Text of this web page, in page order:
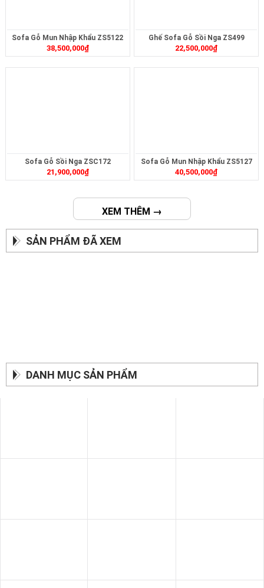
Sofa Gỗ Mun Nhập Khẩu ZS5122
38,500,000₫
Ghế Sofa Gỗ Sồi Nga ZS499
22,500,000₫
Sofa Gỗ Sồi Nga ZSC172
21,900,000₫
Sofa Gỗ Mun Nhập Khẩu ZS5127
40,500,000₫
XEM THÊM →
SẢN PHẨM ĐÃ XEM
DANH MỤC SẢN PHẨM